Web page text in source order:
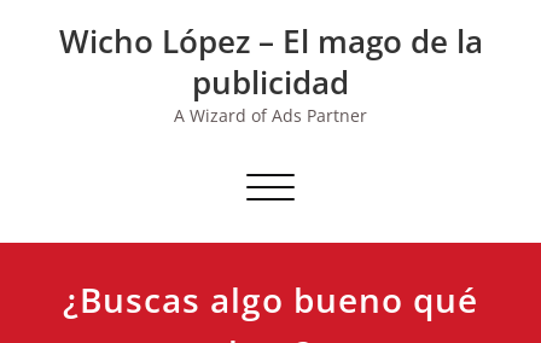
Wicho López – El mago de la
publicidad
A Wizard of Ads Partner
Toggle navigation
¿Buscas algo bueno qué